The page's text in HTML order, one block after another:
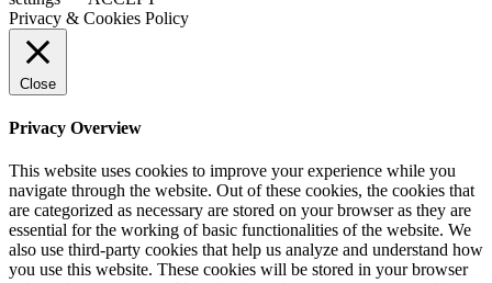
Privacy & Cookies Policy
Close
Privacy Overview
This website uses cookies to improve your experience while you
navigate through the website. Out of these cookies, the cookies that
are categorized as necessary are stored on your browser as they are
essential for the working of basic functionalities of the website. We
also use third-party cookies that help us analyze and understand how
you use this website. These cookies will be stored in your browser